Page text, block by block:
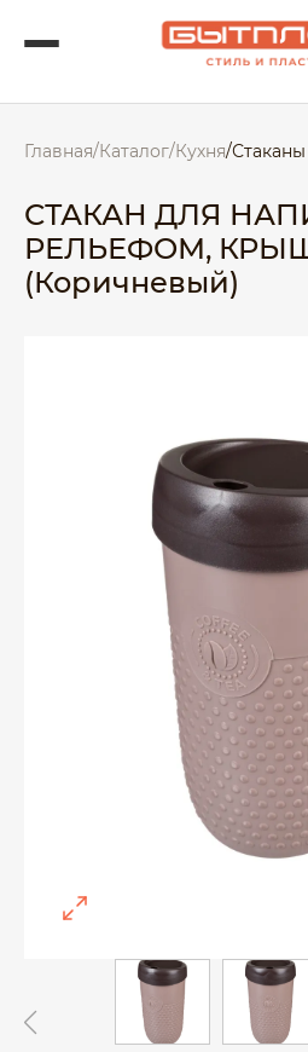
Главная/Каталог/Кухня/
СТАКАН ДЛЯ
РЕЛЬЕФОМ,
(Коричневый)